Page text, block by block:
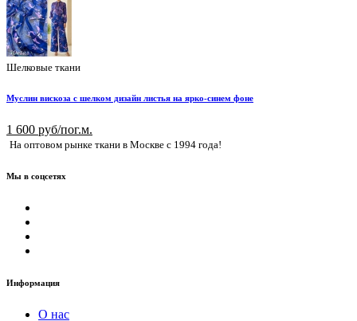
Шелковые ткани
Муслин вискоза с шелком дизайн листья на ярко-синем фоне
1 600 руб/пог.м.
На оптовом рынке ткани в Москве с 1994 года!
Мы в соцсетях
Информация
О нас